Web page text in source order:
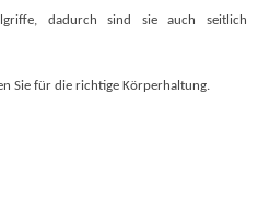
dadurch sind sie auch seitlich
Sie für die richtige Körperhaltung.